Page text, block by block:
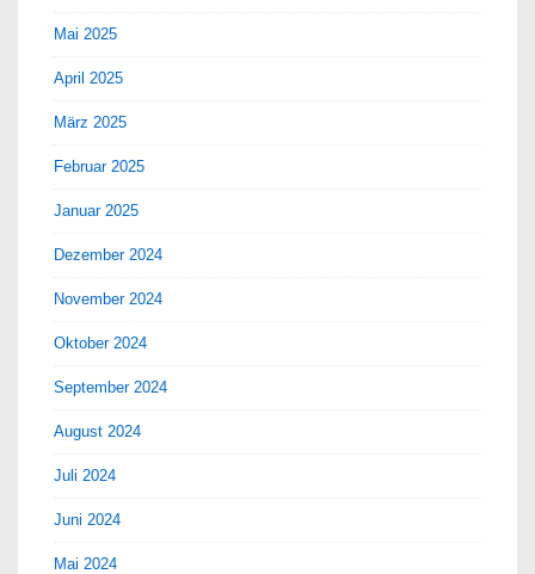
Mai 2025
April 2025
März 2025
Februar 2025
Januar 2025
Dezember 2024
November 2024
Oktober 2024
September 2024
August 2024
Juli 2024
Juni 2024
Mai 2024